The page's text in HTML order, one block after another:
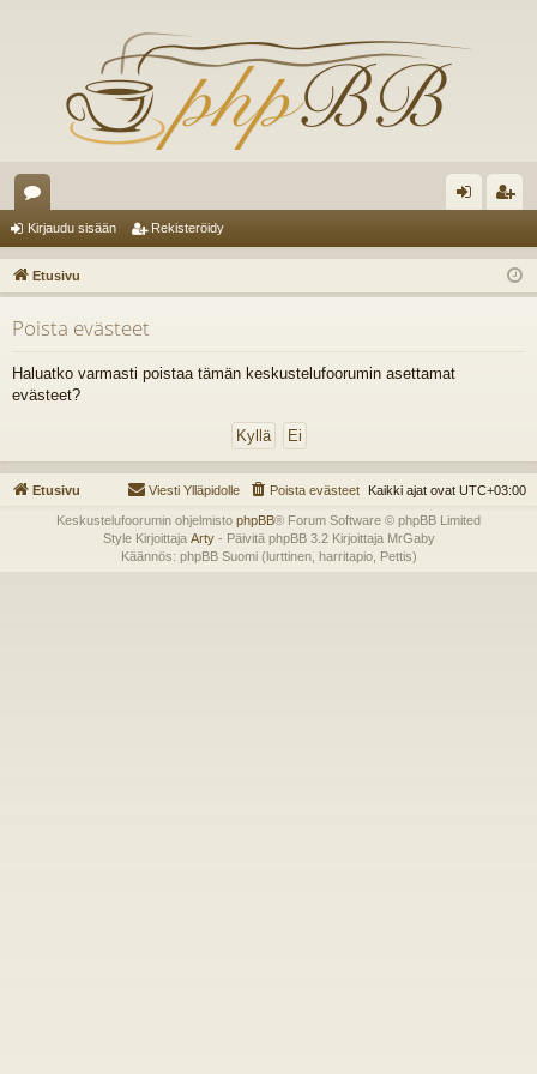
es
ku
st
el
ua
t
au
du
ist
er
Kirjaudu sisään Rekisteröidy
Etusivu
Poista evästeet
Haluatko varmasti poistaa tämän keskustelufoorumin asettamat
evästeet?
Etusivu Kaikki ajat ovat UTC+03:00
Poista evästeet
Viesti Ylläpidolle
Keskustelufoorumin ohjelmisto phpBB® Forum Software © phpBB Limited
Style Kirjoittaja Arty- Päivitä phpBB 3.2 Kirjoittaja MrGaby
Käännös: phpBB Suomi (lurttinen, harritapio, Pettis)